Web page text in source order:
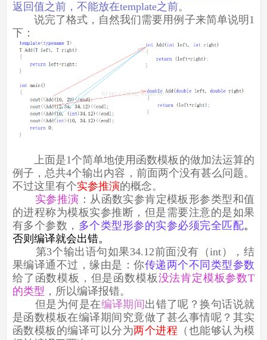
返回值之前，不能放在template之前。
说完了格式，自然我们需要用例子来简单说明1
下：
上面是1个简单地使用函数模板的做加法运算的
例子，总共4个输出内容，前面两个没有甚么问题。
不过这里有个实参推演的概念。
实参推演 ：从函数实参肯定模板形参类型和值
的进程称为模板实参推断，但是需要注意的是如果
有多个参数， 多个类型形参的实参必须完全匹配。
否则编译就会出错。
第3个输出语句如果34.12前面没有（int），结
果编译通不过，缘由是：你传递两个不同类型参数
给了函数模板，但是函数模板没法肯定模板参数T
的类型 ，所以编译报错。
但是为何是在编译期间出错了呢？换句话说就
是函数模板在编译期间究竟做了甚么事情呢？其实
函数模板的编译可以分为两个进程 （也能够认为模